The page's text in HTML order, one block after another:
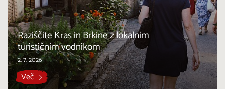
Raziščite Kras in Brkine z lokalnim
turističnim vodnikom
2. 7. 2026
Več